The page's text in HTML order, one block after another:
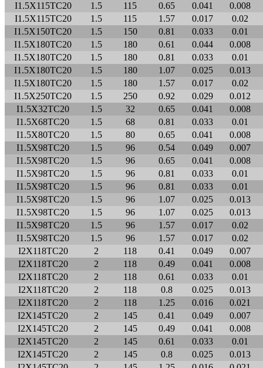
I1.5X115TC20
1.5 115 0.65 0.041
0.008
I1.5X115TC20
1.5 115 1.57 0.017
0.02
I1.5X150TC20
1.5 150 0.81 0.033
0.01
I1.5X180TC20
1.5 180 0.61 0.044
0.008
I1.5X180TC20
1.5 180 0.81 0.033
0.01
I1.5X180TC20
1.5 180 1.07 0.025
0.013
I1.5X180TC20
1.5 180 1.57 0.017
0.02
I1.5X250TC20
1.5 250 0.92 0.029
0.012
I1.5X32TC20
1.5 32 0.65 0.041
0.008
I1.5X68TC20
1.5 68 0.81 0.033
0.01
I1.5X80TC20
1.5 80 0.65 0.041
0.008
I1.5X98TC20
1.5 96 0.54 0.049
0.007
I1.5X98TC20
1.5 96 0.65 0.041
0.008
I1.5X98TC20
1.5 96 0.81 0.033
0.01
I1.5X98TC20
1.5 96 0.81 0.033
0.01
I1.5X98TC20
1.5 96 1.07 0.025
0.013
I1.5X98TC20
1.5 96 1.07 0.025
0.013
I1.5X98TC20
1.5 96 1.57 0.017
0.02
I1.5X98TC20
1.5 96 1.57 0.017
0.02
I2X118TC20
2 118 0.41 0.049
0.007
I2X118TC20
2 118 0.49 0.041
0.008
I2X118TC20
2 118 0.61 0.033
0.01
I2X118TC20
2 118 0.8 0.025
0.013
I2X118TC20
2 118 1.25 0.016
0.021
I2X145TC20
2 145 0.41 0.049
0.007
I2X145TC20
2 145 0.49 0.041
0.008
I2X145TC20
2 145 0.61 0.033
0.01
I2X145TC20
2 145 0.8 0.025
0.013